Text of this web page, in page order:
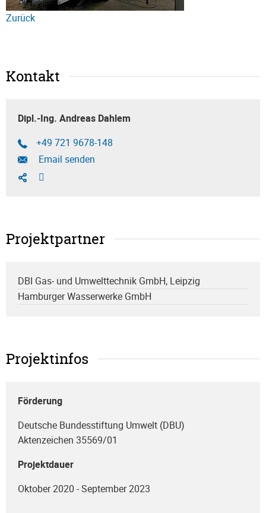
Zurück
Kontakt
Dipl.-Ing. Andreas Dahlem
+49 721 9678-148
Email senden
Projektpartner
DBI Gas- und Umwelttechnik GmbH, Leipzig
Hamburger Wasserwerke GmbH
Projektinfos
Förderung
Deutsche Bundesstiftung Umwelt (DBU)
Aktenzeichen 35569/01
Projektdauer
Oktober 2020 - September 2023